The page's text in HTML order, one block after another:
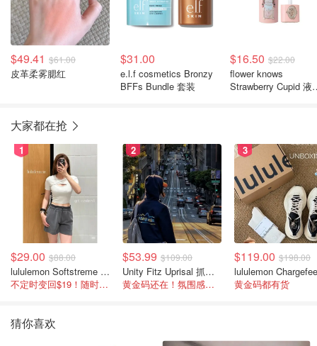
$49.41 $61.00
皮革柔雾腮红
$31.00
e.l.f cosmetics Bronzy
BFFs Bundle 套装
$16.50 $22.00
flower knows
Strawberry Cupid 液
大家都在抢
1
$29.00 $88.00
lululemon Softstreme 女士高腰短裤 10cm
不定时变回$19！随时点进来看
2
$53.99 $109.00
Unity Fitz Uprisal 抓绒卫衣
黄金码还在！氛围感之神
3
$119.00 $198.00
黄金码都有货
猜你喜欢